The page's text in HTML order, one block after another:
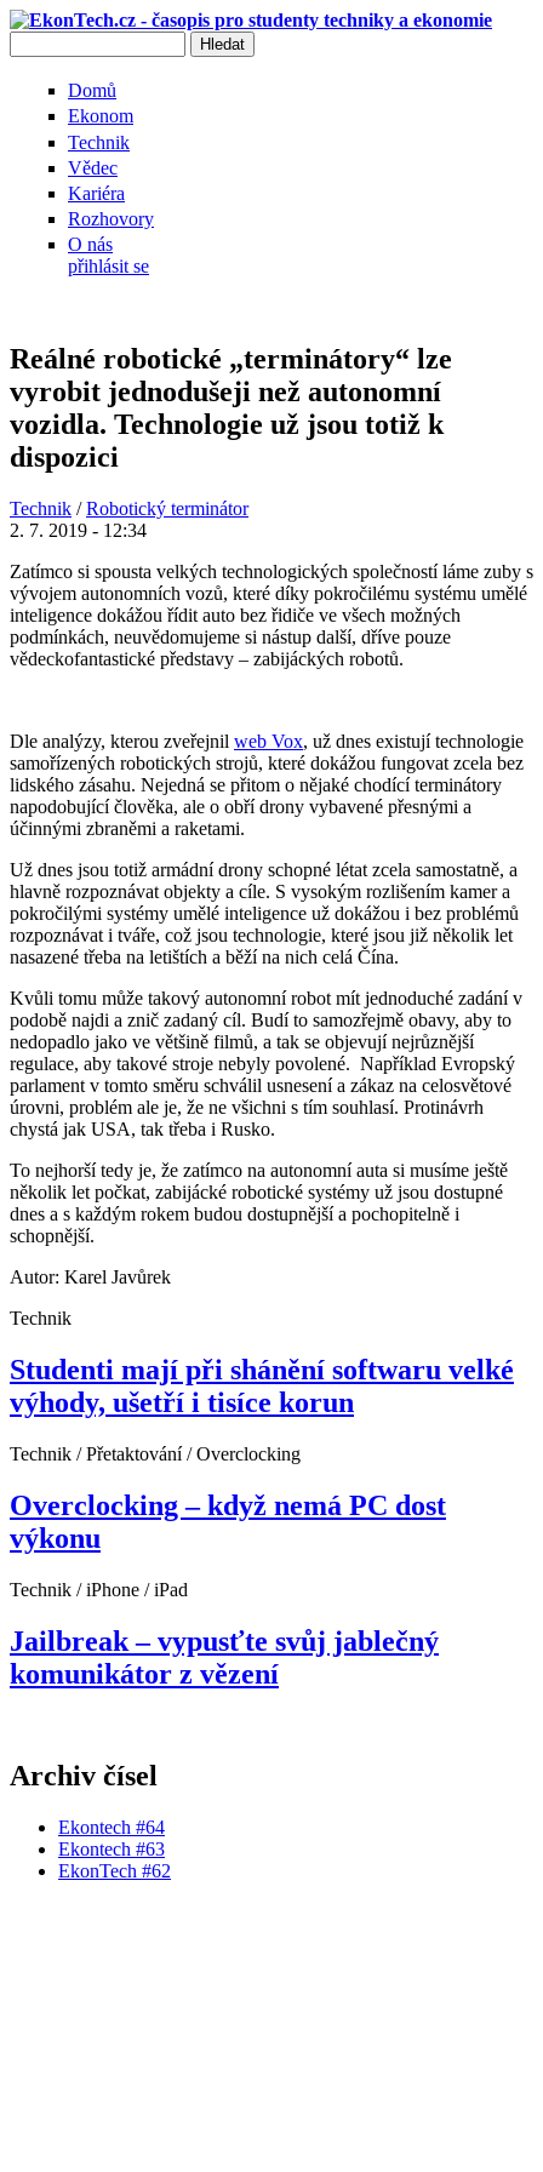
Přejít k hlavnímu obsahu
Domů
Ekonom
Technik
Vědec
Kariéra
Rozhovory
O nás
přihlásit se
Reálné robotické „terminátory“ lze
vyrobit jednodušeji než autonomní
vozidla. Technologie už jsou totiž k
dispozici
Technik /Robotický terminátor
2. 7. 2019 - 12:34
Zatímco si spousta velkých technologických společností láme zuby s
vývojem autonomních vozů, které díky pokročilému systému umělé
inteligence dokážou řídit auto bez řidiče ve všech možných
podmínkách, neuvědomujeme si nástup další, dříve pouze
vědeckofantastické představy – zabijáckých robotů.
Dle analýzy, kterou zveřejnil web Vox, už dnes existují technologie
samořízených robotických strojů, které dokážou fungovat zcela bez
lidského zásahu. Nejedná se přitom o nějaké chodící terminátory
napodobující člověka, ale o obří drony vybavené přesnými a
účinnými zbraněmi a raketami.
Už dnes jsou totiž armádní drony schopné létat zcela samostatně, a
hlavně rozpoznávat objekty a cíle. S vysokým rozlišením kamer a
pokročilými systémy umělé inteligence už dokážou i bez problémů
rozpoznávat i tváře, což jsou technologie, které jsou již několik let
nasazené třeba na letištích a běží na nich celá Čína.
Kvůli tomu může takový autonomní robot mít jednoduché zadání v
podobě najdi a znič zadaný cíl. Budí to samozřejmě obavy, aby to
nedopadlo jako ve většině filmů, a tak se objevují nejrůznější
regulace, aby takové stroje nebyly povolené. Například Evropský
parlament v tomto směru schválil usnesení a zákaz na celosvětové
úrovni, problém ale je, že ne všichni s tím souhlasí. Protinávrh
chystá jak USA, tak třeba i Rusko.
To nejhorší tedy je, že zatímco na autonomní auta si musíme ještě
několik let počkat, zabijácké robotické systémy už jsou dostupné
dnes a s každým rokem budou dostupnější a pochopitelně i
schopnější.
Autor: Karel Javůrek
Technik
Studenti mají při shánění softwaru velké
výhody, ušetří i tisíce korun
Technik / Přetaktování / Overclocking
Overclocking – když nemá PC dost
výkonu
Technik / iPhone / iPad
Jailbreak – vypusťte svůj jablečný
komunikátor z vězení
Archiv čísel
Ekontech #64
Ekontech #63
EkonTech #62